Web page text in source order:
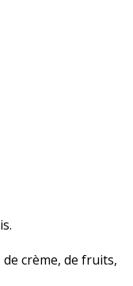
crème, de fruits,